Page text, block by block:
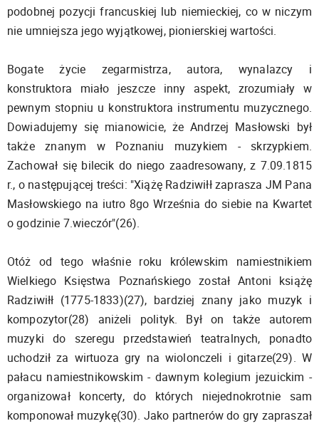
podobnej pozycji francuskiej lub niemieckiej, co w niczym
nie umniejsza jego wyjątkowej, pionierskiej wartości.
Bogate życie zegarmistrza, autora, wynalazcy i
konstruktora miało jeszcze inny aspekt, zrozumiały w
pewnym stopniu u konstruktora instrumentu muzycznego.
Dowiadujemy się mianowicie, że Andrzej Masłowski był
także znanym w Poznaniu muzykiem - skrzypkiem.
Zachował się bilecik do niego zaadresowany, z 7.09.1815
r., o następującej treści: "Xiążę Radziwiłł zaprasza JM Pana
Masłowskiego na iutro 8go Września do siebie na Kwartet
o godzinie 7.wieczór"(26).
Otóż od tego właśnie roku królewskim namiestnikiem
Wielkiego Księstwa Poznańskiego został Antoni książę
Radziwiłł (1775-1833)(27), bardziej znany jako muzyk i
kompozytor(28) aniżeli polityk. Był on także autorem
muzyki do szeregu przedstawień teatralnych, ponadto
uchodził za wirtuoza gry na wiolonczeli i gitarze(29). W
pałacu namiestnikowskim - dawnym kolegium jezuickim -
organizował koncerty, do których niejednokrotnie sam
komponował muzykę(30). Jako partnerów do gry zapraszał